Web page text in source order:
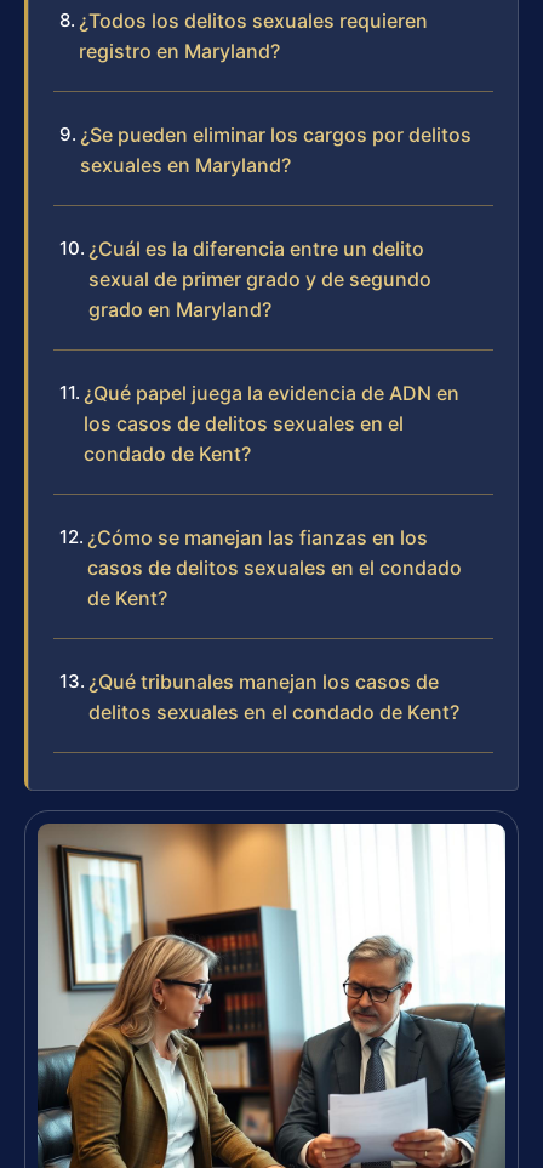
¿Todos los delitos sexuales requieren
registro en Maryland?
¿Se pueden eliminar los cargos por delitos
sexuales en Maryland?
¿Cuál es la diferencia entre un delito
sexual de primer grado y de segundo
grado en Maryland?
¿Qué papel juega la evidencia de ADN en
los casos de delitos sexuales en el
condado de Kent?
¿Cómo se manejan las fianzas en los
casos de delitos sexuales en el condado
de Kent?
¿Qué tribunales manejan los casos de
delitos sexuales en el condado de Kent?